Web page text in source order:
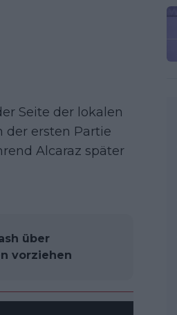
Seite der lokalen
der ersten Partie
Alcaraz später
über
vorziehen